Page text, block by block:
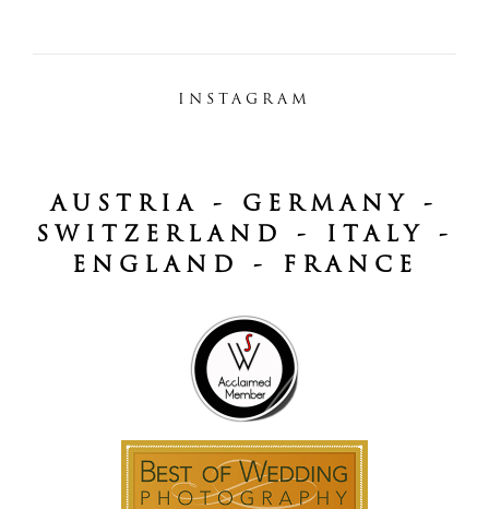
INSTAGRAM
AUSTRIA - GERMANY -
SWITZERLAND - ITALY -
ENGLAND - FRANCE